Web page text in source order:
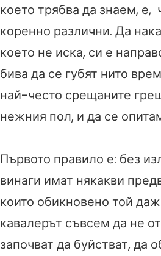
което трябва да знаем,
коренно различни. Да
което не иска, си е
бива да се губят нито
най-често срещаните
нежния пол, и да се
Първото правило е: без
винаги имат някакви
които обикновено той
кавалерът съвсем да не
започват да буйстват, да